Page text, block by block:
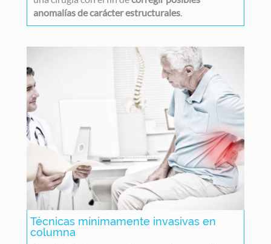
anomalías de carácter estructurales.
Técnicas mínimamente invasivas en
columna